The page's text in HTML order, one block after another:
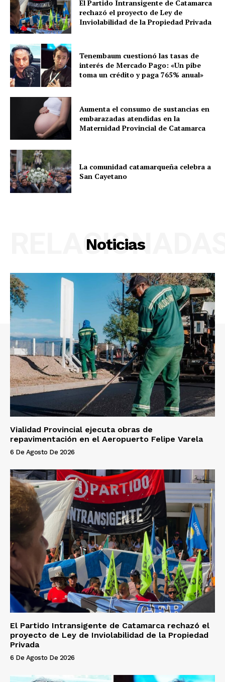
El Partido Intransigente de Catamarca
rechazó el proyecto de Ley de
Inviolabilidad de la Propiedad Privada
Tenembaum cuestionó las tasas de
interés de Mercado Pago: «Un pibe
toma un crédito y paga 765% anual»
Aumenta el consumo de sustancias en
embarazadas atendidas en la
Maternidad Provincial de Catamarca
La comunidad catamarqueña celebra a
San Cayetano
Noticias
Vialidad Provincial ejecuta obras de
repavimentación en el Aeropuerto Felipe Varela
6 De Agosto De 2026
El Partido Intransigente de Catamarca rechazó el
proyecto de Ley de Inviolabilidad de la Propiedad
Privada
6 De Agosto De 2026